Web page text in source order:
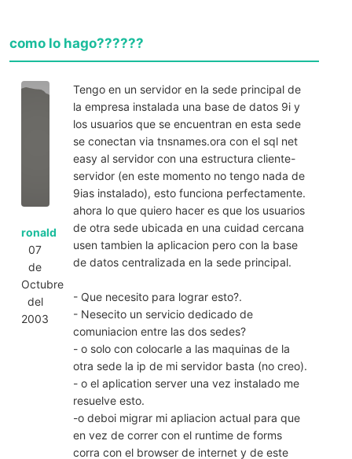
como lo hago??????
ronald
07
de
Octubre
del
2003
Tengo en un servidor en la sede principal de
la empresa instalada una base de datos 9i y
los usuarios que se encuentran en esta sede
se conectan via tnsnames.ora con el sql net
easy al servidor con una estructura cliente-
servidor (en este momento no tengo nada de
9ias instalado), esto funciona perfectamente.
ahora lo que quiero hacer es que los usuarios
de otra sede ubicada en una cuidad cercana
usen tambien la aplicacion pero con la base
de datos centralizada en la sede principal.
- Que necesito para lograr esto?.
- Nesecito un servicio dedicado de
comuniacion entre las dos sedes?
- o solo con colocarle a las maquinas de la
otra sede la ip de mi servidor basta (no creo).
- o el aplication server una vez instalado me
resuelve esto.
-o deboi migrar mi apliacion actual para que
en vez de correr con el runtime de forms
corra con el browser de internet y de este